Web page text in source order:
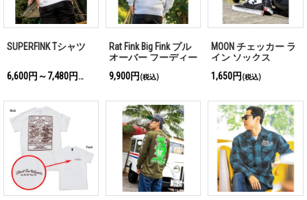
SUPERFINK Tシャツ
6,600円～7,480円
(税込)
Rat Fink Big Fink プル
オーバー フーディー
9,900円 (税込)
MOON チェッカー ラ
イン ソックス
1,650円 (税込)